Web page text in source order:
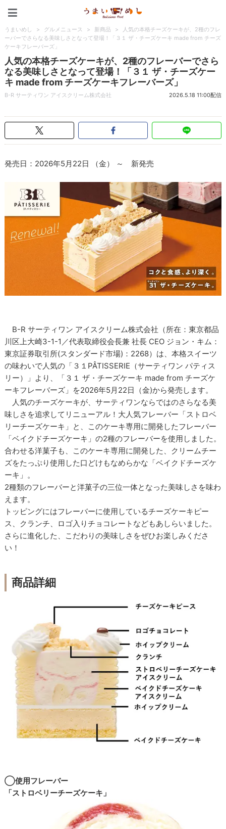
うまいめし > グルメニュース > 新商品 >
人気の本格チーズケーキが、2種のフレ
ーバーでさらなる美味しさとなって登場！「３１ ザ・チーズケーキ made from チーズ
ケーキフレーバーズ」
人気の本格チーズケーキが、2種のフレーバーでさら
なる美味しさとなって登場！「３１ ザ・チーズケー
キ made from チーズケーキフレーバーズ」
B-R サーティワン アイスクリーム株式会社 2026.5.18 11:00配信
発売日：2026年5月22日 （金） ～ 新発売
B-R サーティワン アイスクリーム株式会社（所在：東京都品
川区上大崎3-1-1／代表取締役会長兼 社長 CEO ジョン・キム：
東京証券取引所(スタンダード市場)：2268）は、本格スイーツ
の味わいで人気の「３１PÂTISSERIE（サーティワン パティス
リー）」より、「３１ ザ・チーズケーキ made from チーズケ
ーキフレーバーズ」を2026年5月22日（金)から発売します。
人気のチーズケーキが、サーティワンならではのさらなる美
味しさを追求してリニューアル！大人気フレーバー「ストロベ
リーチーズケーキ」と、このケーキ専用に開発したフレーバー
「ベイクドチーズケーキ」の2種のフレーバーを使用しました。
合わせる洋菓子も、このケーキ専用に開発した、クリームチー
ズをたっぷり使用した口どけもなめらかな「ベイクドチーズケ
ーキ」。
2種類のフレーバーと洋菓子の三位一体となった美味しさを味わ
えます。
トッピングにはフレーバーに使用しているチーズケーキピー
ス、クランチ、ロゴ入りチョコレートなどもあしらいました。
さらに進化した、こだわりの美味しさをぜひお楽しみくださ
い！
商品詳細
◯使用フレーバー
「ストロベリーチーズケーキ」